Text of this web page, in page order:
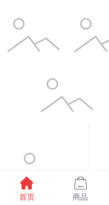
¥1598.00
首页 商品